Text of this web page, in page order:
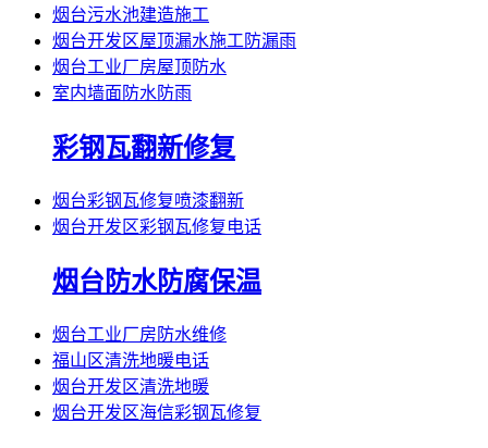
烟台污水池建造施工
烟台开发区屋顶漏水施工防漏雨
烟台工业厂房屋顶防水
室内墙面防水防雨
彩钢瓦翻新修复
烟台彩钢瓦修复喷漆翻新
烟台开发区彩钢瓦修复电话
烟台防水防腐保温
烟台工业厂房防水维修
福山区清洗地暖电话
烟台开发区清洗地暖
烟台开发区海信彩钢瓦修复